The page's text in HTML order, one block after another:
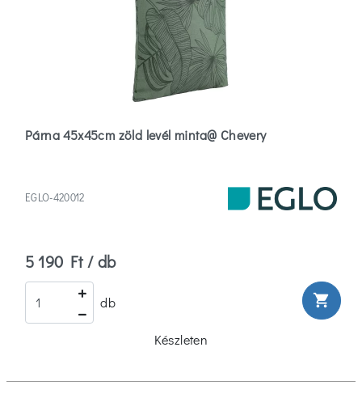
Párna 45x45cm zöld levél minta@ Chevery
EGLO-420012
5 190 Ft / db
db shopping_cart
Készleten